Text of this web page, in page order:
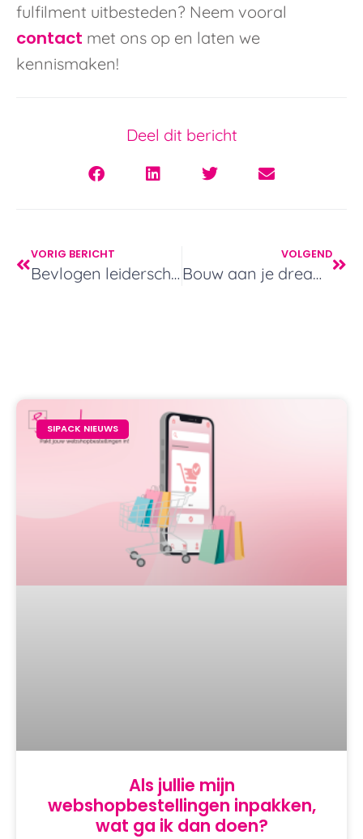
fulfilment uitbesteden? Neem vooral
contact met ons op en laten we
kennismaken!
Deel dit bericht
VORIG BERICHT
Bevlogen leiderschap en succes met je bedrijf
VOLGEND
Bouw aan je dreamteam
SIPACK NIEUWS
Als jullie mijn
webshopbestellingen inpakken,
wat ga ik dan doen?